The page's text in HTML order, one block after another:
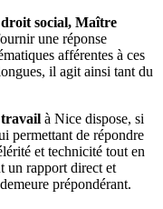
droit social, Maître
une réponse
afférentes à ces
il agit ainsi tant du
travail à Nice dispose, si
permettant de répondre
et technicité tout en
un rapport direct et
prépondérant.